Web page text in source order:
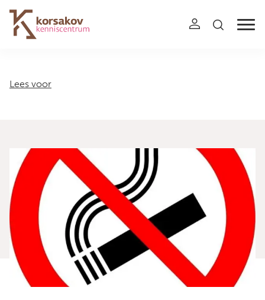
Navigation
Lees voor